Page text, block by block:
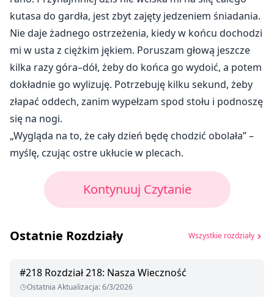
kutasa do gardła, jest zbyt zajęty jedzeniem śniadania.
Nie daje żadnego ostrzeżenia, kiedy w końcu dochodzi
mi w usta z ciężkim jękiem. Poruszam głową jeszcze
kilka razy góra–dół, żeby do końca go wydoić, a potem
dokładnie go wylizuję. Potrzebuję kilku sekund, żeby
złapać oddech, zanim wypełzam spod stołu i podnoszę
się na nogi.
„Wygląda na to, że cały dzień będę chodzić obolała” –
myślę, czując ostre ukłucie w plecach.
Kontynuuj Czytanie
Ostatnie Rozdziały Wszystkie rozdziały
#218 Rozdział 218: Nasza Wieczność
Ostatnia Aktualizacja:6/3/2026